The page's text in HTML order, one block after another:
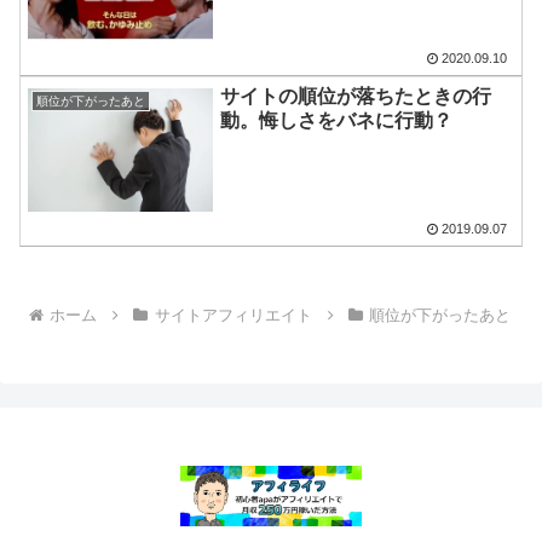
2020.09.10
順位が下がったあと
サイトの順位が落ちたときの行
動。悔しさをバネに行動？
2019.09.07
ホーム サイトアフィリエイト 順位が下がったあと